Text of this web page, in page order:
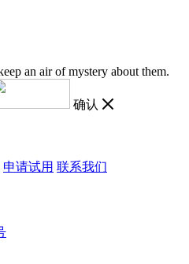
an air of mystery about them.
确认
申请试用 联系我们